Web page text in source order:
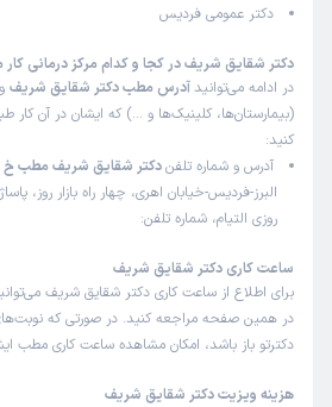
دکتر عمومی فردیس
دکتر شقایق شریف در کجا و کدام مرکز درمانی
در ادامه می‌توانید آدرس مطب دکتر شقایق شریف
(بیمارستان‌ها، کلینیک‌ها و …) که ایشان در آن کار
کنید:
آدرس و شماره تلفندکتر شقایق شریف مطب خ
البرز-فردیس-خیابان اهری، چهار راه بازار روز،
روزی التیام، شماره تلفن:
ساعت کاری دکتر شقایق شریف
برای اطلاع از ساعت کاری دکتر شقایق شریف
در همین صفحه مراجعه کنید. در صورتی که
دکترتو باز باشد، امکان مشاهده ساعت کاری مطب
هزینه ویزیت دکتر شقایق شریف